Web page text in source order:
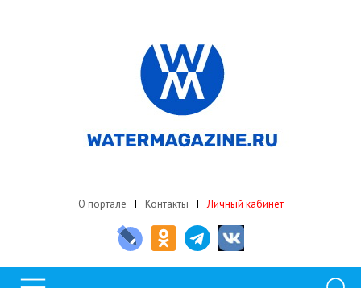
О портале Контакты Личный кабинет